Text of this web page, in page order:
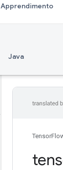
Apprendimento
Java